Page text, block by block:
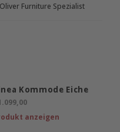
Oliver Furniture Spezialist
Kommode Eiche
anzeigen